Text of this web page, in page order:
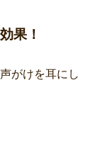
果！
がけを耳にし